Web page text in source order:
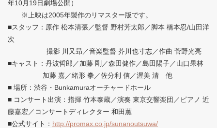
年10月19日劇場公開）
※上映は2005年製作のリマスター版です。
■スタッフ：原作 松本清張／監督 野村芳太郎／脚本 橋本忍/山田洋
次
撮影 川又昻／音楽監督 芥川也寸志／作曲 菅野光亮
■キャスト：丹波哲郎／加藤 剛／森田健作／島田陽子／山口果林
加藤 嘉／緒形 拳／佐分利 信／渥美 清 他
■ 場所：渋谷・Bunkamuraオーチャードホール
■ コンサート出演：指揮 竹本泰蔵／演奏 東京交響楽団／ピアノ 近
藤嘉宏／コンサートディレクター 和田薫
■公式サイト： http://promax.co.jp/sunanoutsuwa/